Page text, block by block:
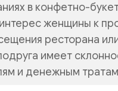
в конфетно-
женщины к
ресторана
имеет
и денежным